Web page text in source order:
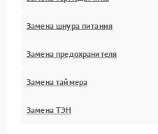
Замена шнура питания
Замена предохранителя
Замена таймера
Замена ТЭН